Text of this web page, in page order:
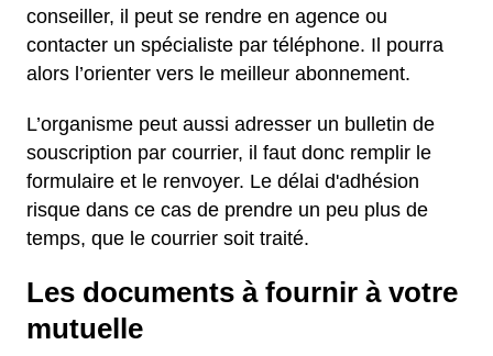
conseiller, il peut se rendre en agence ou
contacter un spécialiste par téléphone. Il pourra
alors l’orienter vers le meilleur abonnement.
L’organisme peut aussi adresser un bulletin de
souscription par courrier, il faut donc remplir le
formulaire et le renvoyer. Le délai d'adhésion
risque dans ce cas de prendre un peu plus de
temps, que le courrier soit traité.
Les documents à fournir à votre
mutuelle